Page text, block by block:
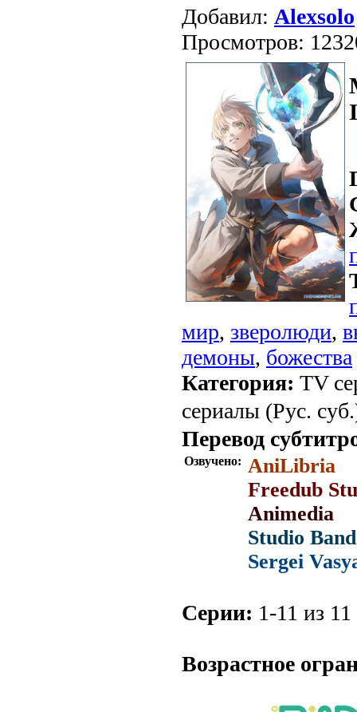
Добавил: Alexsolo
Просмотров:
мир, зверолюди,
демоны, божества
Категория: TV
сериалы (Рус.
Перевод
Озвучено: AniLibria
Freedub
Animedia
Studio Band
Sergei
Серии: 1-11 из
Возрастное